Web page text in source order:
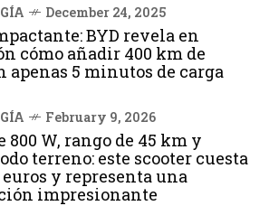
December 24, 2025
BYD revela en
cómo añadir 400 km de
apenas 5 minutos de carga
February 9, 2026
800 W, rango de 45 km y
terreno: este scooter cuesta
euros y representa una
impresionante